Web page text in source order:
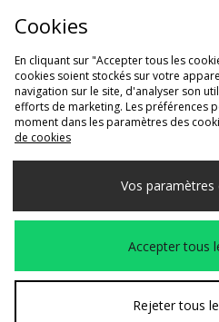
Livraison
France
Nous acceptons les
Voir le site internet de
Cookies
En cliquant sur "Accepter tous les
cookies soient stockés sur votre
navigation sur le site, d'analyser son
efforts de marketing. Les préférences
moment dans les paramètres des
de cookies
Vos paramètres
Accepter tous
Rejeter tous